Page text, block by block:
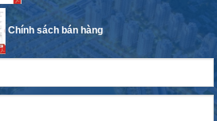
Chính sách bán hàng